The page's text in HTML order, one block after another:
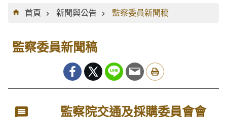
:::
首頁
新聞與公告 監察委員新聞稿
監察委員新聞稿
監察院交通及採購委員會會